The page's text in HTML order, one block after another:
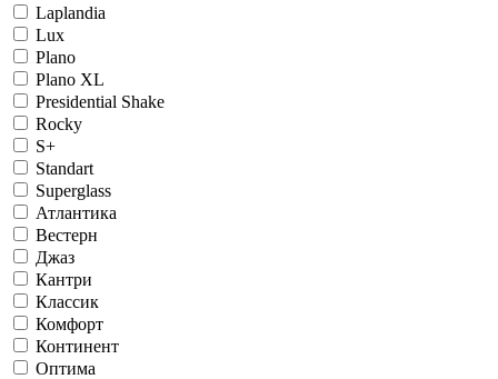
Laplandia
Lux
Plano
Plano XL
Presidential Shake
Rocky
S+
Standart
Superglass
Атлантика
Вестерн
Джаз
Кантри
Классик
Комфорт
Континент
Оптима